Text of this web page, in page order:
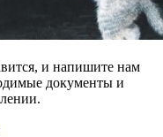
и напишите нам
документы и